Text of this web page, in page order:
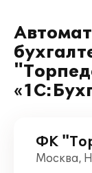
ФК
Москва,